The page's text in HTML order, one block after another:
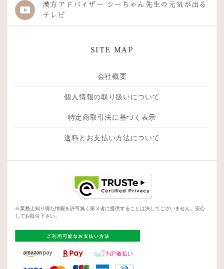
漢方アドバイザー シーちゃん先生の 元気が出る
テレビ
SITE MAP
会社概要
個人情報の取り扱いについて
特定商取引法に基づく表示
送料とお支払い方法について
※業務上知り得た情報を許可無く第３者に提供することは決してございません。安心
してお取引下さい。